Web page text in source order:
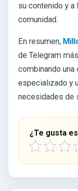
su contenido y a
comunidad.
En resumen,
de Telegram
combinando una
especializado y
necesidades de
¿Te gusta